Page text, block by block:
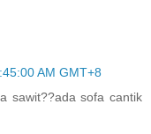
AM GMT+8
sawit??ada sofa cantik